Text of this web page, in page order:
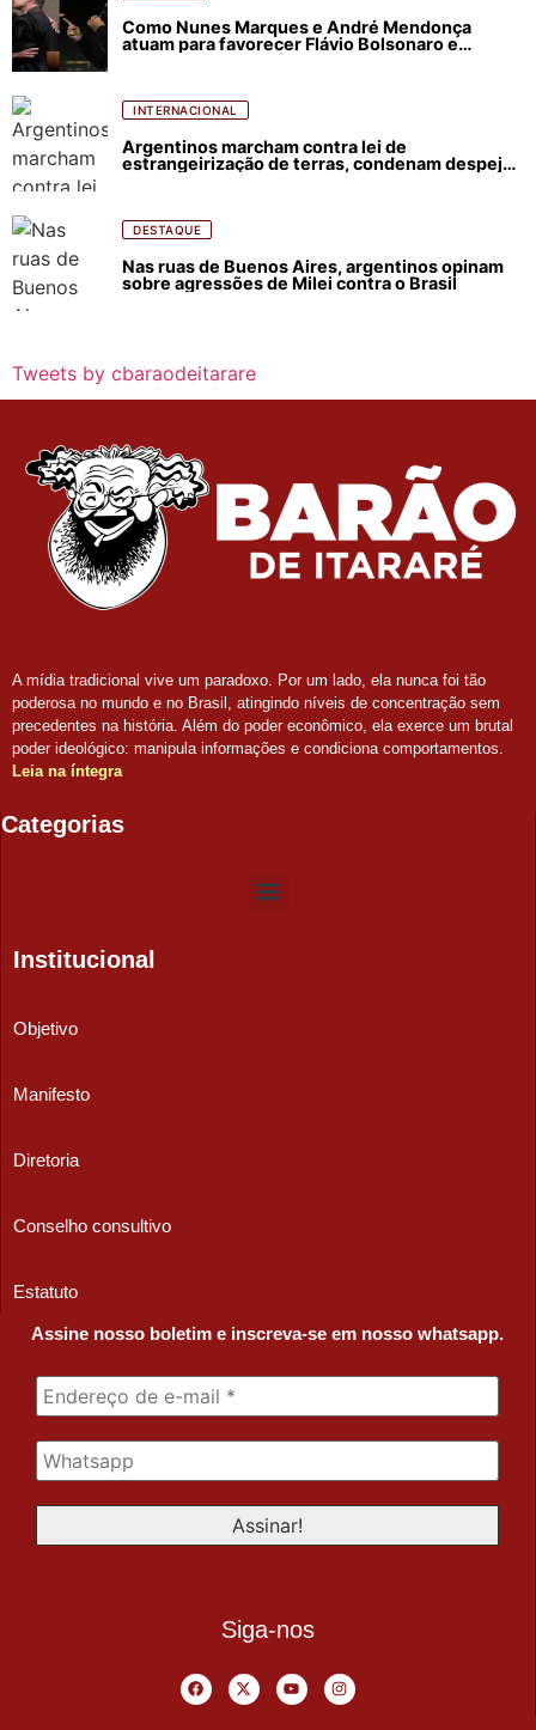
Como Nunes Marques e André Mendonça
atuam para favorecer Flávio Bolsonaro e
INTERNACIONAL
Argentinos marcham contra lei de
estrangeirização de terras, condenam despejos
DESTAQUE
Nas ruas de Buenos Aires, argentinos opinam
sobre agressões de Milei contra o Brasil
Tweets by cbaraodeitarare
A mídia tradicional vive um paradoxo. Por um lado, ela nunca foi tão
poderosa no mundo e no Brasil, atingindo níveis de concentração sem
precedentes na história. Além do poder econômico, ela exerce um brutal
poder ideológico: manipula informações e condiciona comportamentos.
Leia na íntegra
Categorias
Institucional
Objetivo
Manifesto
Diretoria
Conselho consultivo
Estatuto
Assine nosso boletim e inscreva-se em nosso whatsapp.
Siga-nos